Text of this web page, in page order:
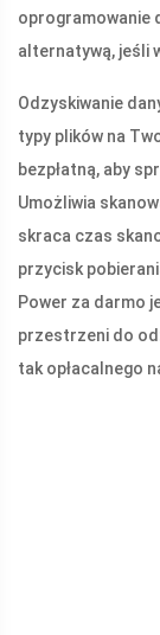
oprogramowanie
alternatywą, jeśli
Odzyskiwanie
typy plików na
bezpłatną, aby
Umożliwia
skraca czas
przycisk
Power za darmo
przestrzeni do
tak opłacalnego